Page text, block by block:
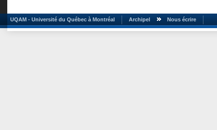
UQAM - Université du Québec à Montréal Archipel Nous écrire